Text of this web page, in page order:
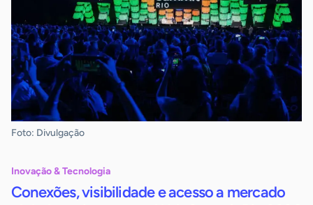
Foto: Divulgação
Inovação & Tecnologia
Conexões, visibilidade e acesso a mercado